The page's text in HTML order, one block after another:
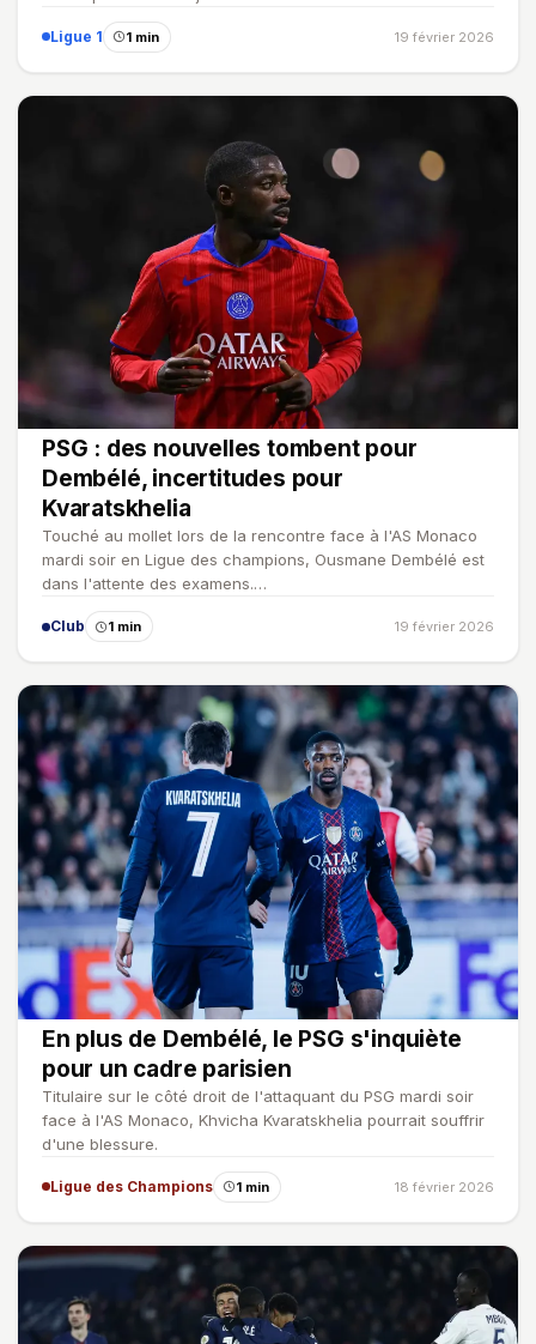
Ligue 1 1 min 19 février 2026
PSG : des nouvelles tombent pour
Dembélé, incertitudes pour
Kvaratskhelia
Touché au mollet lors de la rencontre face à l'AS Monaco
mardi soir en Ligue des champions, Ousmane Dembélé est
dans l'attente des examens.…
Club 1 min 19 février 2026
En plus de Dembélé, le PSG s'inquiète
pour un cadre parisien
Titulaire sur le côté droit de l'attaquant du PSG mardi soir
face à l'AS Monaco, Khvicha Kvaratskhelia pourrait souffrir
d'une blessure.
Ligue des Champions 1 min 18 février 2026